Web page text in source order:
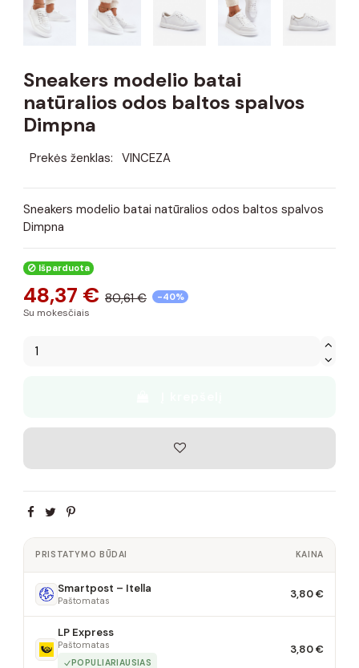
Sneakers modelio batai
natūralios odos baltos spalvos
Dimpna
Prekės ženklas: VINCEZA
Sneakers modelio batai natūralios odos baltos spalvos
Dimpna
Išparduota
48,37 € 80,61 € -40%
Su mokesčiais
PRISTATYMO BŪDAI KAINA
Smartpost – Itella
Paštomatas 3,80 €
LP Express
Paštomatas
POPULIARIAUSIAS
3,80 €